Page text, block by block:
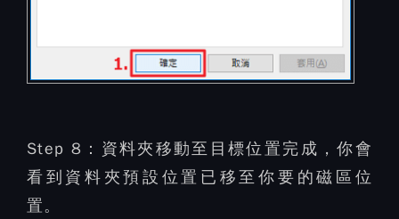
Step 8： 資料夾移動至目標位置完成，你會
看到資料夾預設位置已移至你要的磁區位
置。